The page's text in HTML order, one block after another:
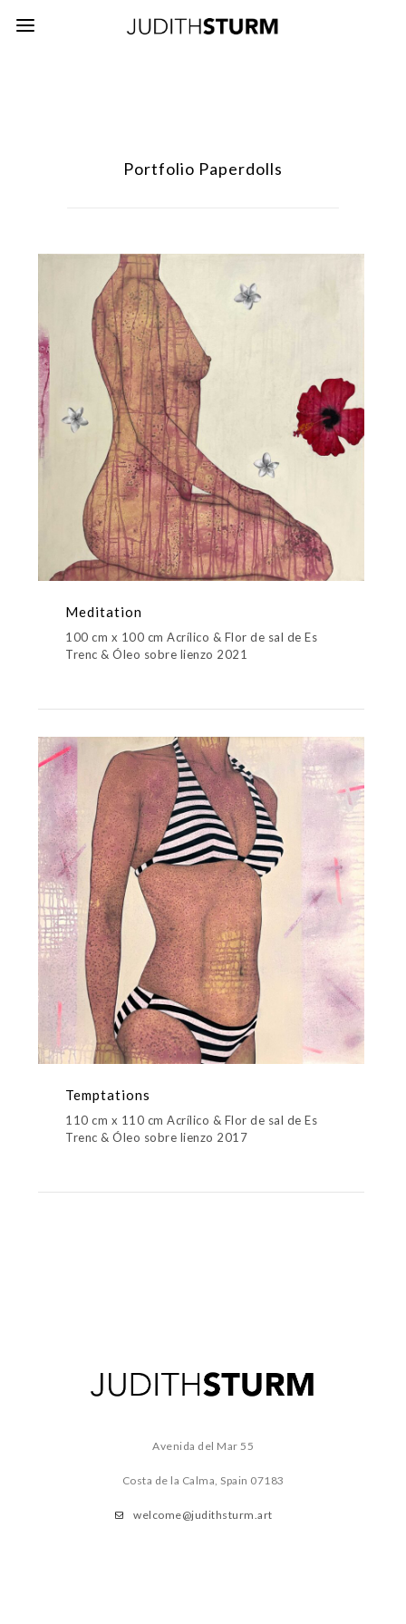
Portfolio Paperdolls
Meditation
100 cm x 100 cm Acrílico & Flor de sal de Es
Trenc & Óleo sobre lienzo 2021
Temptations
110 cm x 110 cm Acrílico & Flor de sal de Es
Trenc & Óleo sobre lienzo 2017
Avenida del Mar 55
Costa de la Calma, Spain 07183
welcome@judithsturm.art